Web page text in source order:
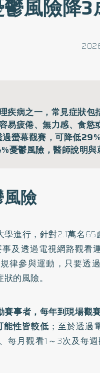
風險降3
疾病之一，常見症狀包
易疲倦、無力感、食慾
螢幕觀賽，可降低
憂鬱風險，醫師說明與
險
學進行，針對2.1萬名
及透過電視網路觀看
律參與運動，只要透
的風險。
事者，每年到現場觀
能性皆較低 ；至於透過
每月觀看1～3次及每